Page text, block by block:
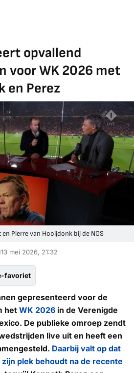
opvallend
voor WK 2026 met
en Perez
Pierre van Hooijdonk bij de NOS
13 mei 2026, 21:32
favoriet
gepresenteerd voor de
het WK 2026 in de Verenigde
De publieke omroep zendt
live uit en heeft een
Daarbij valt op dat
plek behoudt na de recente